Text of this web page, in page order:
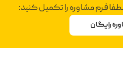
لطفا فرم مشاوره را تکمیل کنید:
رایگان